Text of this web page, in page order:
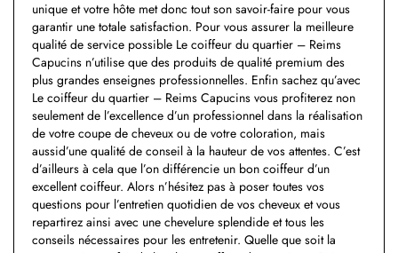
unique et votre hôte met donc tout son savoir-faire pour vous
garantir une totale satisfaction. Pour vous assurer la meilleure
qualité de service possible Le coiffeur du quartier – Reims
Capucins n’utilise que des produits de qualité premium des
plus grandes enseignes professionnelles. Enfin sachez qu’avec
Le coiffeur du quartier – Reims Capucins vous profiterez non
seulement de l’excellence d’un professionnel dans la réalisation
de votre coupe de cheveux ou de votre coloration, mais
aussid’une qualité de conseil à la hauteur de vos attentes. C’est
d’ailleurs à cela que l’on différencie un bon coiffeur d’un
excellent coiffeur. Alors n’hésitez pas à poser toutes vos
questions pour l’entretien quotidien de vos cheveux et vous
repartirez ainsi avec une chevelure splendide et tous les
conseils nécessaires pour les entretenir. Quelle que soit la